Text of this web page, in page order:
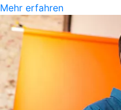
Mehr erfahren